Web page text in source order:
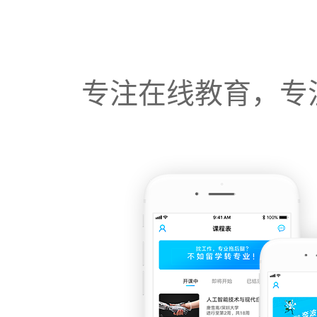
专注在线教育，